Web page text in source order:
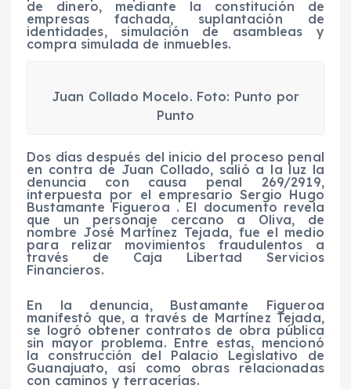
de dinero, mediante la constitución de
empresas fachada, suplantación de
identidades, simulación de asambleas y
compra simulada de inmuebles.
Juan Collado Mocelo. Foto: Punto por
Punto
Dos días después del inicio del proceso penal
en contra de Juan Collado, salió a la luz la
denuncia con causa penal 269/2919,
interpuesta por el empresario Sergio Hugo
Bustamante Figueroa . El documento revela
que un personaje cercano a Oliva, de
nombre José Martínez Tejada, fue el medio
para relizar movimientos fraudulentos a
través de Caja Libertad Servicios
Financieros.
En la denuncia, Bustamante Figueroa
manifestó que, a través de Martínez Tejada,
se logró obtener contratos de obra pública
sin mayor problema. Entre estas, mencionó
la construcción del Palacio Legislativo de
Guanajuato, así como obras relacionadas
con caminos y terracerías.